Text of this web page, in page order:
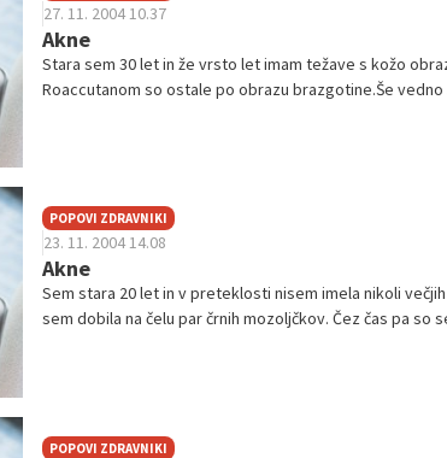
27. 11. 2004 10.37
Akne
Stara sem 30 let in že vrsto let imam težave s kožo
Roaccutanom so ostale po obrazu brazgotine.Še
POPOVI ZDRAVNIKI
23. 11. 2004 14.08
Akne
Sem stara 20 let in v preteklosti nisem imela nikoli
sem dobila na čelu par črnih mozoljčkov. Čez čas pa so
POPOVI ZDRAVNIKI